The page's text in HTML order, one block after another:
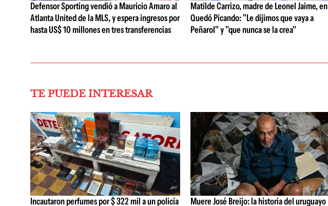
Defensor Sporting vendió a Mauricio Amaro al
Atlanta United de la MLS, y espera ingresos por
hasta US$ 10 millones en tres transferencias
Matilde Carrizo, madre de Leonel Jaime, en
Quedó Picando: "Le dijimos que vaya a
Peñarol" y "que nunca se la crea"
TE PUEDE INTERESAR
Incautaron perfumes por $ 322 mil a un policía Muere José Breijo: la historia del uruguayo